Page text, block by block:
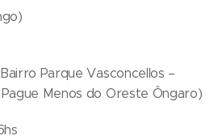
Parque Vasconcellos –
Menos do Oreste Ôngaro)